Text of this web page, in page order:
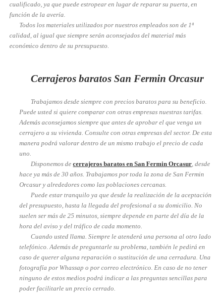
cualificado, ya que puede estropear en lugar de reparar su puerta, en
función de la avería.
Todos los materiales utilizados por nuestros empleados son de 1ª
calidad, al igual que siempre serán aconsejados del material más
económico dentro de su presupuesto.
Cerrajeros baratos San Fermin Orcasur
Trabajamos desde siempre con precios baratos para su beneficio.
Puede usted si quiere comparar con otras empresas nuestras tarifas.
Además aconsejamos siempre que antes de aprobar el que venga un
cerrajero a su vivienda. Consulte con otras empresas del sector. De esta
manera podrá valorar dentro de un mismo trabajo el precio de cada
uno.
Disponemos decerrajeros baratos en San Fermin Orcasur, desde
hace ya más de 30 años. Trabajamos por toda la zona de San Fermin
Orcasur y alrededores como las poblaciones cercanas.
Puede estar tranquilo ya que desde la realización de la aceptación
del presupuesto, hasta la llegada del profesional a su domicilio. No
suelen ser más de 25 minutos, siempre depende en parte del día de la
hora del aviso y del tráfico de cada momento.
Cuando usted llama. Siempre le atenderá una persona al otro lado
telefónico. Además de preguntarle su problema, también le pedirá en
caso de querer alguna reparación o sustitución de una cerradura. Una
fotografía por Whassap o por correo electrónico. En caso de no tener
ninguno de estos medios podrá indicar a las preguntas sencillas para
poder facilitarle un precio cerrado.